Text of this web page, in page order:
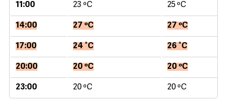
11:00 23 ºC 25 ºC
14:00 27 ºC 27 ºC
17:00 24 °C 26 °C
20:00 20 ºC 20 ºC
23:00 20 ºC 20 ºC